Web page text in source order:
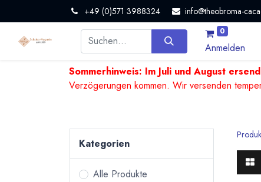
+49 (0)571 3988324 info@theobroma-
0
Anmelden
Sommerhinweis: Im Juli und August
Verzögerungen kommen. Wir versenden
Kategorien
Alle Produkte